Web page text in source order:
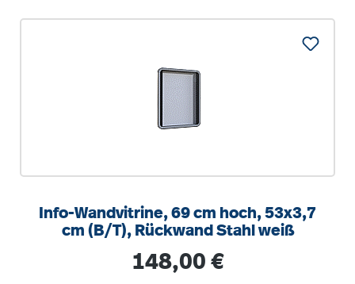
Info-Wandvitrine, 69 cm hoch, 53x3,7
cm (B/T), Rückwand Stahl weiß
Regulärer Preis:
148,00 €